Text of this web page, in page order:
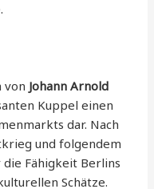
von Johann Arnold
Kuppel einen
dar. Nach
und folgendem
Fähigkeit Berlins
Schätze.